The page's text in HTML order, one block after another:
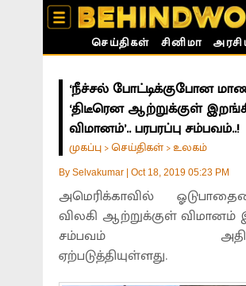
செய்திகள் சினிமா
‘நீச்சல் போட்டிக்குபோன
‘திடீரென ஆற்றுக்குள்
விமானம்’.. பரபரப்பு சம்பவம்..!
முகப்பு >செய்திகள் > உலகம்
By Selvakumar Oct 18, 2019 05:23 PM
அமெரிக்காவில்
விலகி ஆற்றுக்குள் விமானம்
சம்பவம்
ஏற்படுத்தியுள்ளது.